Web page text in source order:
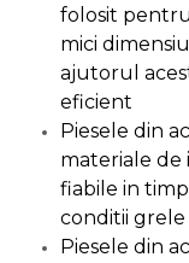
Set / trusa
Chei Tubulare
Multimetru
Bara Tractare
(combustibil)
Presa
folosit
mici
ajutorul
eficient
Piesele din
materiale de
fiabile in
conditii
Piesele din